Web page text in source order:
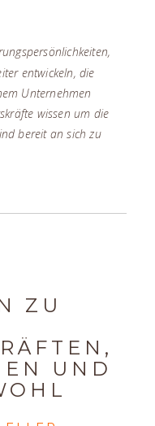
entwickeln, die
Unternehmen
wissen um die
bereit an sich zu
ZU
UND